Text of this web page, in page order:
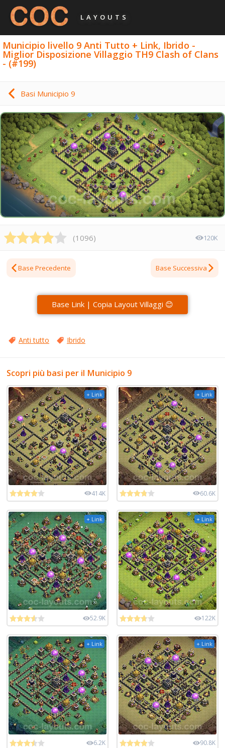
LAYOUTS
Municipio livello 9 Anti Tutto + Link, Ibrido -
Miglior Disposizione Villaggio TH9 Clash of Clans
- (#199)
Basi Municipio 9
(1096) 120K
Base Precedente Base Successiva
Base Link | Copia Layout Villaggi 😊
Anti tutto Ibrido
Scopri più basi per il Municipio 9
+ Link
414K
+ Link
60.6K
+ Link
52.9K
+ Link
122K
+ Link
6.2K
+ Link
90.8K